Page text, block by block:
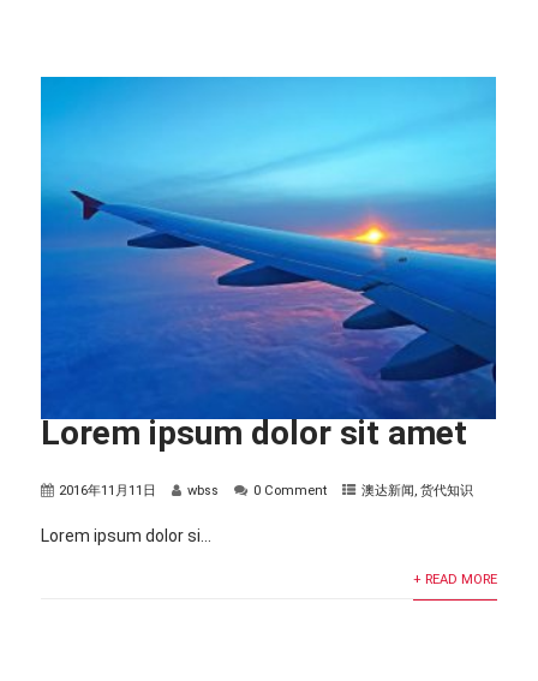
Lorem ipsum dolor sit amet
2016年11月11日 wbss 0 Comment 澳达新闻 ,货代知识
Lorem ipsum dolor si...
+ READ MORE